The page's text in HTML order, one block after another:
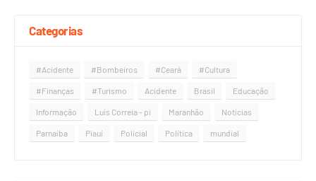
Categorias
#Acidente #Bombeiros #Ceará #Cultura
#Finanças #Turismo Acidente Brasil Educação
Informação Luís Correia - pi Maranhão Notícias
Parnaíba Piauí Policial Política mundial